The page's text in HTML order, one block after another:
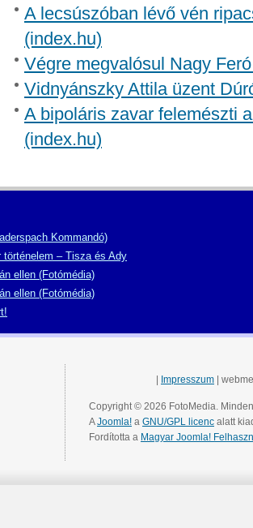
A lecsúszóban lévő vén
(index.hu)
Végre megvalósul Nagy
Vidnyánszky Attila üzent
A bipoláris zavar felemészti
(index.hu)
Kommandó)
történelem – Tisza és Ady
ellen (Fotómédia)
ellen (Fotómédia)
Impresszum |
Copyright © 2026 FotoMedia.
AJoomla! a GNU/GPL licenc alatt
Fordította a Magyar Joomla!